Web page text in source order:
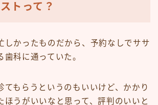
トって？
しかったものだから、予約なしでササ
歯科に通っていた。
てもらうというのもいいけど、かかり
ほうがいいなと思って、評判のいいと